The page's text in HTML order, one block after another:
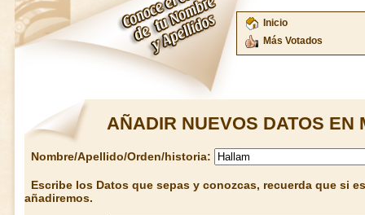
Inicio
Más Votados
AÑADIR NUEVOS DATOS EN
Nombre/Apellido/Orden/historia:
Escribe los Datos que sepas y conozcas, recuerda que si
añadiremos.